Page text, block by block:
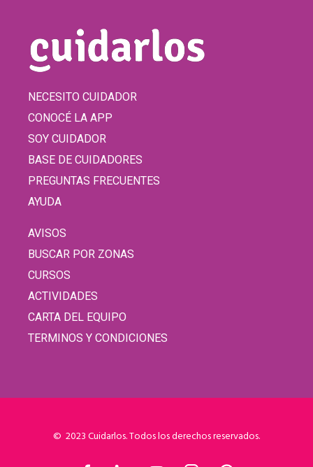
NECESITO CUIDADOR
CONOCÉ LA APP
SOY CUIDADOR
BASE DE CUIDADORES
PREGUNTAS FRECUENTES
AYUDA
AVISOS
BUSCAR POR ZONAS
CURSOS
ACTIVIDADES
CARTA DEL EQUIPO
TERMINOS Y CONDICIONES
© 2023 Cuidarlos. Todos los derechos reservados.